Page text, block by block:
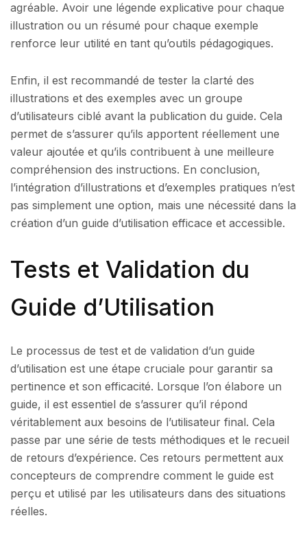
agréable. Avoir une légende explicative pour chaque
illustration ou un résumé pour chaque exemple
renforce leur utilité en tant qu’outils pédagogiques.
Enfin, il est recommandé de tester la clarté des
illustrations et des exemples avec un groupe
d’utilisateurs ciblé avant la publication du guide. Cela
permet de s’assurer qu’ils apportent réellement une
valeur ajoutée et qu’ils contribuent à une meilleure
compréhension des instructions. En conclusion,
l’intégration d’illustrations et d’exemples pratiques n’est
pas simplement une option, mais une nécessité dans la
création d’un guide d’utilisation efficace et accessible.
Tests et Validation du
Guide d’Utilisation
Le processus de test et de validation d’un guide
d’utilisation est une étape cruciale pour garantir sa
pertinence et son efficacité. Lorsque l’on élabore un
guide, il est essentiel de s’assurer qu’il répond
véritablement aux besoins de l’utilisateur final. Cela
passe par une série de tests méthodiques et le recueil
de retours d’expérience. Ces retours permettent aux
concepteurs de comprendre comment le guide est
perçu et utilisé par les utilisateurs dans des situations
réelles.